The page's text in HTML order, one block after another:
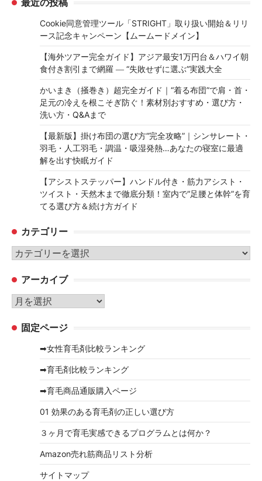
最近の投稿
Cookie同意管理ツール「STRIGHT」取り扱い開始＆リリ
ース記念キャンペーン【ムームードメイン】
【海外ツアー完全ガイド】アジア最安1万円台＆ハワイ朝
食付き割引まで網羅 ― “失敗せずに選ぶ”実践大全
かいまき（掻巻き）超完全ガイド｜“着る布団”で肩・首・
足元の冷えを根こそぎ防ぐ！素材別おすすめ・選び方・
洗い方・Q&Aまで
【最新版】掛け布団の選び方“完全攻略”｜シンサレート・
羽毛・人工羽毛・調温・吸湿発熱…あなたの寝室に最適
解を出す快眠ガイド
【アシストステッパー】ハンドル付き・筋力アシスト・
ツイスト・天然木まで徹底分類！室内で“足腰と体幹”を育
てる選び方＆続け方ガイド
カテゴリー
カ
ゴ
リ
ー
アーカイブ
ア
カ 固定ページ
➡女性育毛剤比較ランキング
➡育毛剤比較ランキング
➡育毛商品通販購入ページ
01 効果のある育毛剤の正しい選び方
３ヶ月で育毛実感できるプログラムとは何か？
Amazon売れ筋商品リスト分析
サイトマップ